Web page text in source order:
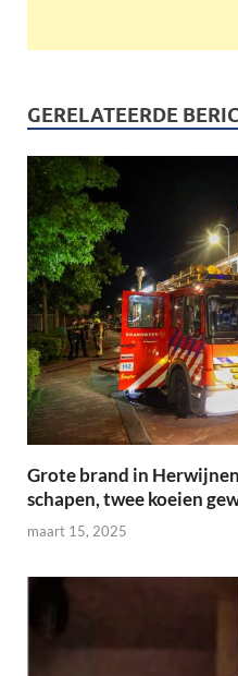
GERELATEERDE
Grote brand in
schapen, twee koeien
maart 15, 2025